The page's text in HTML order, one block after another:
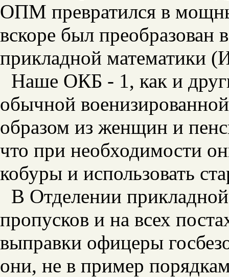
ОПМ превратился в
вскоре был преобразован
прикладной
Наше ОКБ - 1, как и
обычной
образом из женщин и
что при необходимости
кобуры и использовать
В Отделении
пропусков и на всех
выправки офицеры
они, не в пример